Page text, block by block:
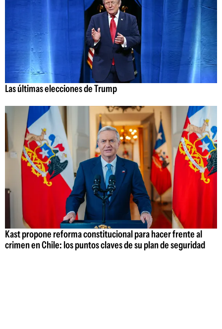
Las últimas elecciones de Trump
Kast propone reforma constitucional para hacer frente al
crimen en Chile: los puntos claves de su plan de seguridad